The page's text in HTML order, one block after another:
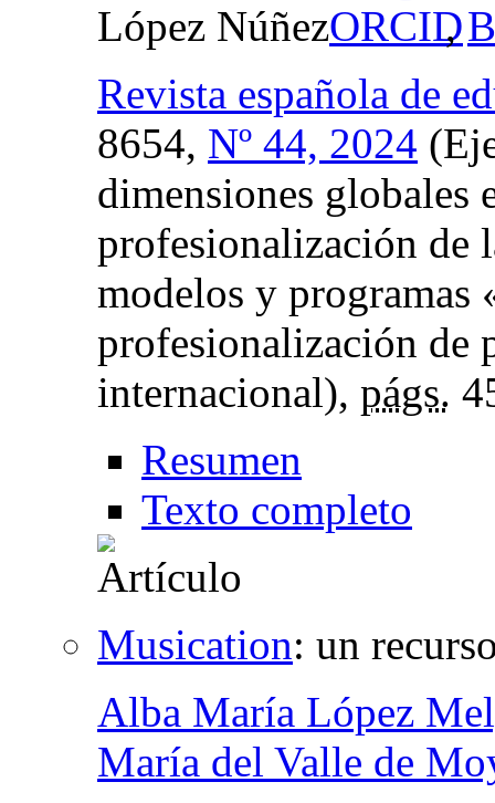
López Núñez ,
Revista española de
8654, Nº 44, 2024
dimensiones globales
profesionalización de
modelos y programas
profesionalización de
internacional), págs.
Resumen
Texto completo
Musication: un
Alba María López
María del Valle de